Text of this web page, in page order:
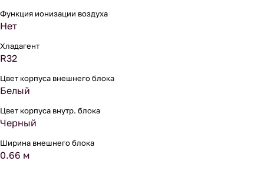
Функция ионизации воздуха
Нет
Хладагент
R32
Цвет корпуса внешнего блока
Белый
Цвет корпуса внутр. блока
Черный
Ширина внешнего блока
0.66 м